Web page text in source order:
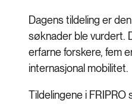
Dagens tildeling er
søknader ble vurdert.
erfarne forskere, fem
internasjonal mobilitet.
Tildelingene i FRIPRO